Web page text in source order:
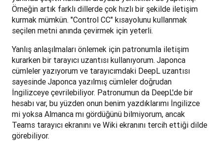
Örneğin artık farklı dillerde çok hızlı bir şekilde iletişim
kurmak mümkün. "Control CC" kısayolunu kullanmak
seçilen metni anında çevirmek için yeterli.
Yanlış anlaşılmaları önlemek için patronumla iletişim
kurarken bir tarayıcı uzantısı kullanıyorum. Japonca
cümleler yazıyorum ve tarayıcımdaki DeepL uzantısı
sayesinde Japonca yazılmış cümleler doğrudan
İngilizceye çevrilebiliyor. Patronumun da DeepL'de bir
hesabı var, bu yüzden onun benim yazdıklarımı İngilizce
mi yoksa Almanca mı gördüğünü bilmiyorum, ancak
Teams tarayıcı ekranını ve Wiki ekranını tercih ettiği dilde
görebiliyor.